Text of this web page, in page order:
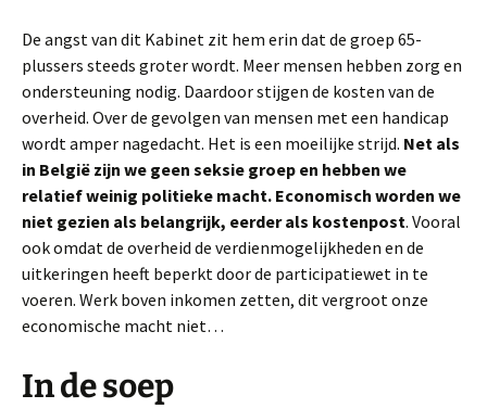
De angst van dit Kabinet zit hem erin dat de groep 65-
plussers steeds groter wordt. Meer mensen hebben zorg en
ondersteuning nodig. Daardoor stijgen de kosten van de
overheid. Over de gevolgen van mensen met een handicap
wordt amper nagedacht. Het is een moeilijke strijd. Net als
in België zijn we geen seksie groep en hebben we
relatief weinig politieke macht. Economisch worden we
niet gezien als belangrijk, eerder als kostenpost. Vooral
ook omdat de overheid de verdienmogelijkheden en de
uitkeringen heeft beperkt door de participatiewet in te
voeren. Werk boven inkomen zetten, dit vergroot onze
economische macht niet…
In de soep